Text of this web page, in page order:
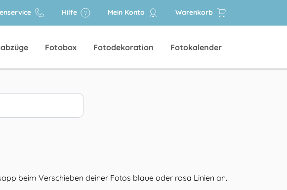
Hilfe Mein Konto Warenkorb
Fotobox Fotodekoration Fotokalender
beim Verschieben deiner Fotos blaue oder rosa Linien an.